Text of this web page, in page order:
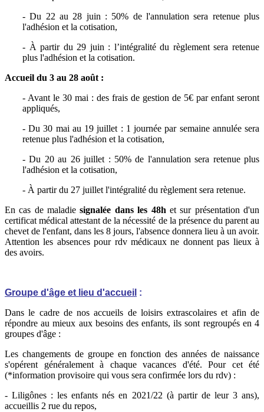
- Du 22 au 28 juin : 50% de l'annulation sera retenue plus
l'adhésion et la cotisation,
- À partir du 29 juin : l’intégralité du règlement sera retenue
plus l'adhésion et la cotisation.
Accueil du 3 au 28 août :
- Avant le 30 mai : des frais de gestion de 5€ par enfant seront
appliqués,
- Du 30 mai au 19 juillet : 1 journée par semaine annulée sera
retenue plus l'adhésion et la cotisation,
- Du 20 au 26 juillet : 50% de l'annulation sera retenue plus
l'adhésion et la cotisation,
- À partir du 27 juillet l'intégralité du règlement sera retenue.
En cas de maladiesignalée dans les 48h et sur présentation d'un
certificat médical attestant de la nécessité de la présence du parent au
chevet de l'enfant, dans les 8 jours, l'absence donnera lieu à un avoir.
Attention les absences pour rdv médicaux ne donnent pas lieux à
des avoirs.
Groupe d'âge et lieu d'accueil :
Dans le cadre de nos accueils de loisirs extrascolaires et afin de
répondre au mieux aux besoins des enfants, ils sont regroupés en 4
groupes d'âge :
Les changements de groupe en fonction des années de naissance
s'opérent généralement à chaque vacances d'été. Pour cet été
(*information provisoire qui vous sera confirmée lors du rdv) :
- Liligônes : les enfants nés en 2021/22 (à partir de leur 3 ans),
accueillis 2 rue du repos,